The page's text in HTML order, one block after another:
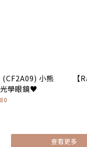
(CF2A09) 小熊
學眼鏡♥
查看更多